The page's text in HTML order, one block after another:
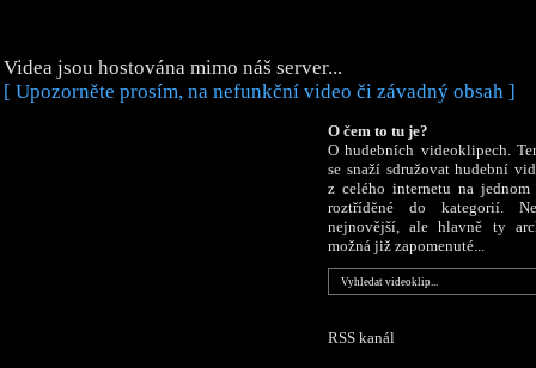
Videa jsou hostována mimo náš server...
[ Upozorněte prosím, na nefunkční video či závadný obsah ]
O čem to tu je?
O hudebních videoklipech.
se snaží sdružovat hudební
z celého internetu na jednom
roztříděné do kategorií.
nejnovější, ale hlavně ty
možná již zapomenuté...
RSS kanál